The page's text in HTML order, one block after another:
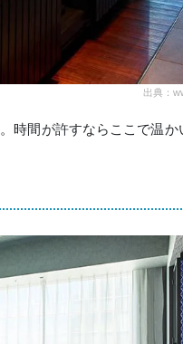
出典：
時間が許すならここで温か